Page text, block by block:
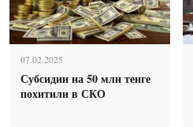
07.02.2025
Субсидии на 50 млн тенге
похитили в СКО